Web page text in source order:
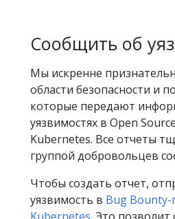
Сообщить об
Мы искренне
области безопасности и
которые передают
уязвимостях в Open
Kubernetes. Все отчеты
группой добровольцев
Чтобы создать отчет,
уязвимость в Bug